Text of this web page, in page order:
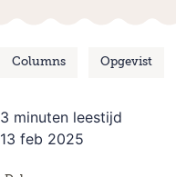
Columns Opgevist
3 minuten leestijd
13 feb 2025